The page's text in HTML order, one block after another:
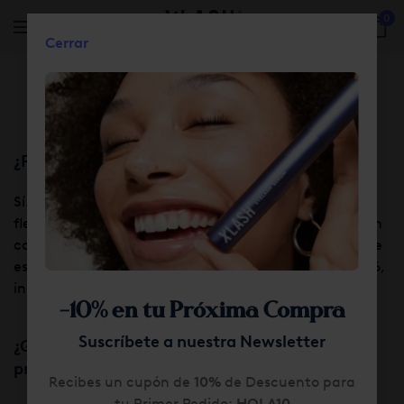
Skip to main content
Devoluciones
¿Puedo devolver un producto?
Sí. Xlash.es cuenta con una política de devoluciones
flexible. Para devolver un producto puedes ponerte en
contacto con el Departamento de Atención al Cliente
escribiendo a info@xlash.es o llamando al 955 97 14 16,
indicando el número de pedido.
¿Qué opciones tengo para devolver un
producto?
Cerrar
-10% en tu Próxima Compra
Suscríbete a nuestra Newsletter
Recibes un cupón de 10% de Descuento para